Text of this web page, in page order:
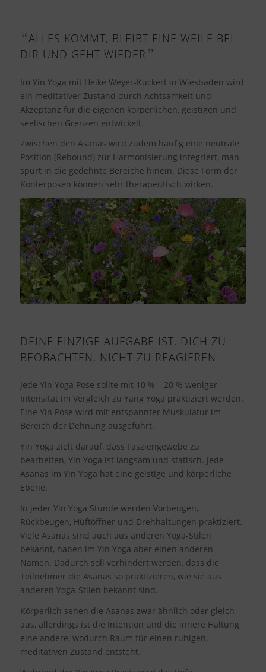
“ALLES KOMMT, BLEIBT EINE WEILE BEI
DIR UND GEHT WIEDER ”
Im Yin Yoga mit Heike Weyer-Kuckert in Wiesbaden wird
ein meditativer Zustand durch Achtsamkeit und
Akzeptanz für die eigenen körperlichen, geistigen und
seelischen Grenzen entwickelt.
Zwischen den Asanas wird zudem häufig eine neutrale
Position (Rebound) zur Harmonisierung integriert, man
spürt in die gedehnte Bereiche hinein. Diese Form der
Konterposen können sehr therapeutisch wirken.
DEINE EINZIGE AUFGABE IST, DICH ZU
BEOBACHTEN, NICHT ZU REAGIEREN
Jede Yin Yoga Pose sollte mit 10 % – 20 % weniger
Intensität im Vergleich zu Yang Yoga praktiziert werden.
Eine Yin Pose wird mit entspannter Muskulatur im
Bereich der Dehnung ausgeführt.
Yin Yoga zielt darauf, dass Fasziengewebe zu
bearbeiten, Yin Yoga ist langsam und statisch. Jede
Asanas im Yin Yoga hat eine geistige und körperliche
Ebene.
In jeder Yin Yoga Stunde werden Vorbeugen,
Rückbeugen, Hüftöffner und Drehhaltungen praktiziert.
Viele Asanas sind auch aus anderen Yoga-Stilen
bekannt, haben im Yin Yoga aber einen anderen
Namen. Dadurch soll verhindert werden, dass die
Teilnehmer die Asanas so praktizieren, wie sie aus
anderen Yoga-Stilen bekannt sind.
Körperlich sehen die Asanas zwar ähnlich oder gleich
aus, allerdings ist die Intention und die innere Haltung
eine andere, wodurch Raum für einen ruhigen,
meditativen Zustand entsteht.